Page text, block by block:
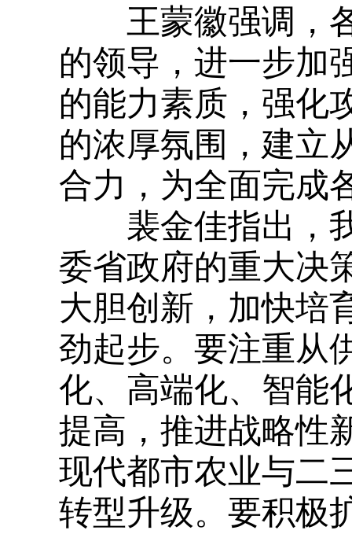
王蒙徽强调，各
的领导，进一步加
的能力素质，强化
的浓厚氛围，建立
合力，为全面完成
裴金佳指出，我
委省政府的重大决
大胆创新，加快培
劲起步。要注重从
化、高端化、智能
提高，推进战略性
现代都市农业与二
转型升级。要积极